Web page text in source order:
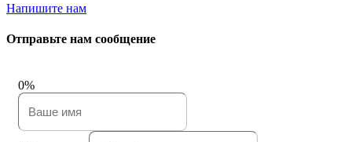
Напишите нам
Отправьте нам сообщение
0%